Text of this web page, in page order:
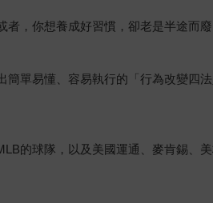
，你想養成好習慣，卻老是半途而
單易懂、容易執行的「行為改變四
的球隊，以及美國運通、麥肯錫、